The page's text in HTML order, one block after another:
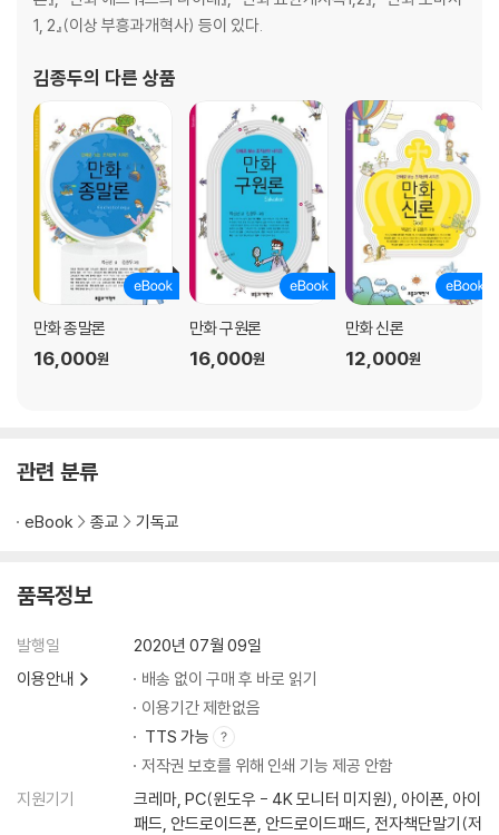
1, 2』(이상 부흥과개혁사) 등이 있다.
김종두의 다른 상품
만화 종말론
16,000원
만화 구원론
16,000원
만화 신론
12,000원
관련 분류
eBook 종교 기독교
품목정보
발행일
2020년 07월 09일
이용안내
배송 없이 구매 후 바로 읽기
이용기간 제한없음
TTS 가능
저작권 보호를 위해 인쇄 기능 제공 안함
지원기기
크레마, PC(윈도우 - 4K 모니터 미지원), 아이폰, 아이
패드, 안드로이드폰, 안드로이드패드, 전자책단말기(저